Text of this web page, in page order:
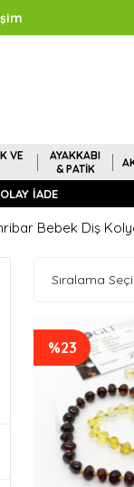
VE
AYAKKABI
& PATİK
İADE
Bebek Diş
%23